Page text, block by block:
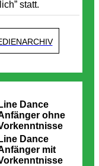
statt.
Line Dance
ohne
Line Dance
mit